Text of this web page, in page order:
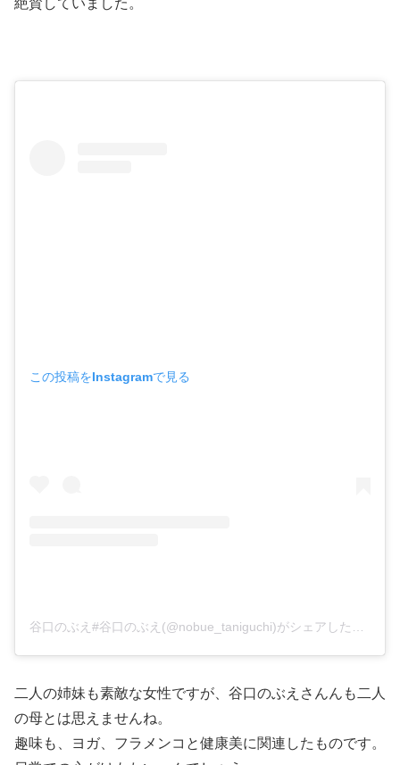
絶賛していました。
この投稿をInstagramで見る
二人の姉妹も素敵な女性ですが、谷口のぶえさんんも二人
の母とは思えませんね。
趣味も、ヨガ、フラメンコと健康美に関連したものです。